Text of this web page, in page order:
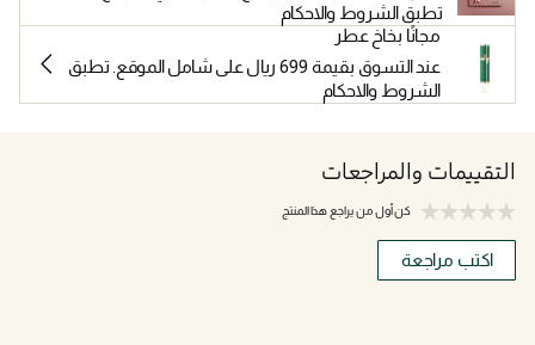
تطبق الشروط والاحكام
مجانًا بخاخ عطر
عند التسوق بقيمة 699 ريال على شامل الموقع. تطبق
الشروط والاحكام
التقييمات والمراجعات
كن أول من يراجع هذا المنتج
اكتب مراجعة